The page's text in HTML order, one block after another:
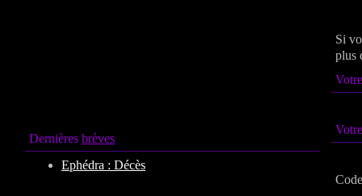
Dernières brèves
Ephédra : Décès
Si
plus